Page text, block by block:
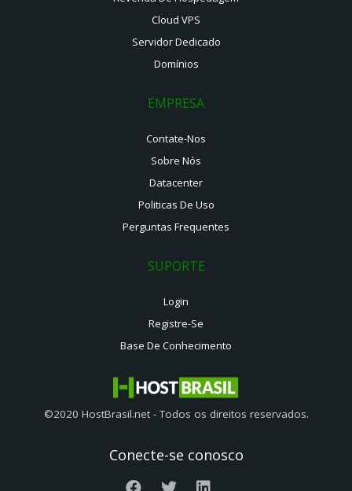
Cloud VPS
Servidor Dedicado
Domínios
EMPRESA
Contate-Nos
Sobre Nós
Datacenter
Politicas De Uso
Perguntas Frequentes
SUPORTE
Login
Registre-Se
Base De Conhecimento
©2020 HostBrasil.net - Todos os direitos reservados.
Conecte-se conosco